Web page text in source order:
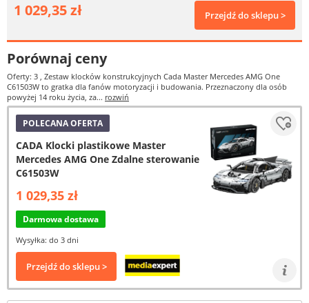
1 029,35 zł Przejdź do sklepu >
Porównaj ceny
Oferty: 3 , Zestaw klocków konstrukcyjnych Cada Master Mercedes AMG One
C61503W to gratka dla fanów motoryzacji i budowania. Przeznaczony dla osób
powyżej 14 roku życia, za... rozwiń
POLECANA OFERTA
CADA Klocki plastikowe Master
Mercedes AMG One Zdalne sterowanie
C61503W
1 029,35 zł
Darmowa dostawa
Wysyłka: do 3 dni
Przejdź do sklepu >